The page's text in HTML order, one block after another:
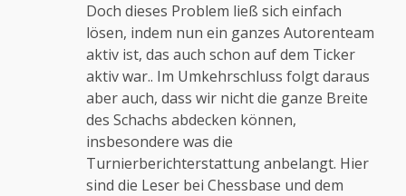
Doch dieses Problem ließ sich einfach
lösen, indem nun ein ganzes Autorenteam
aktiv ist, das auch schon auf dem Ticker
aktiv war.. Im Umkehrschluss folgt daraus
aber auch, dass wir nicht die ganze Breite
des Schachs abdecken können,
insbesondere was die
Turnierberichterstattung anbelangt. Hier
sind die Leser bei Chessbase und dem